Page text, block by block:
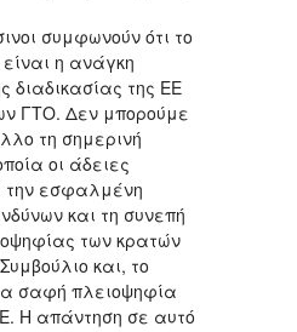
συμφωνούν ότι το
η ανάγκη
διαδικασίας της ΕΕ
ΓΤΟ. Δεν μπορούμε
τη σημερινή
οι άδειες
την εσφαλμένη
και τη συνεπή
των κρατών
και, το
σαφή πλειοψηφία
Η απάντηση σε αυτό